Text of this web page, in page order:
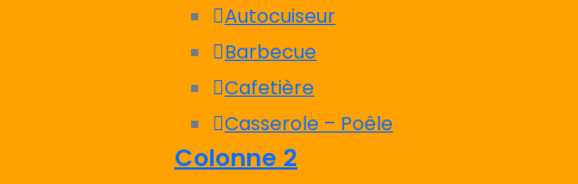
Autocuiseur
Barbecue
Cafetière
Casserole – Poêle
Colonne 2